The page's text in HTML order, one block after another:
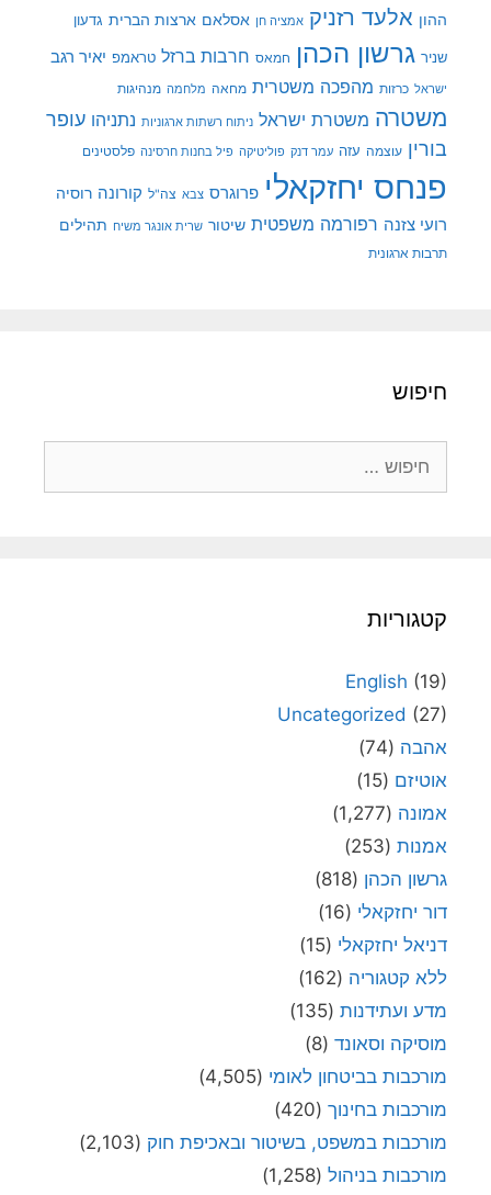
ההון אלעד רזניק אמציה חן אסלאם ארצות הברית גדעון
שניר גרשון הכהן חמאס חרבות ברזל טראמפ יאיר רגב
ישראל כרזות מהפכה משטרית מחאה מלחמה מנהיגות
משטרה משטרת ישראל ניתוח רשתות ארגוניות נתניהו עופר
בורין עוצמה עזה עמר דנק פוליטיקה פיל בחנות חרסינה פלסטינים
פנחס יחזקאלי פרוגרס צבא צה"ל קורונה רוסיה
רועי צזנה רפורמה משפטית שיטור שרית אונגר משיח תהילים
תרבות ארגונית
חיפוש
קטגוריות
English (19)
Uncategorized (27)
אהבה (74)
אוטיזם (15)
אמונה (1,277)
אמנות (253)
גרשון הכהן (818)
דור יחזקאלי (16)
דניאל יחזקאלי (15)
ללא קטגוריה (162)
מדע ועתידנות (135)
מוסיקה וסאונד (8)
מורכבות בביטחון לאומי (4,505)
מורכבות בחינוך (420)
מורכבות במשפט, בשיטור ובאכיפת חוק (2,103)
מורכבות בניהול (1,258)